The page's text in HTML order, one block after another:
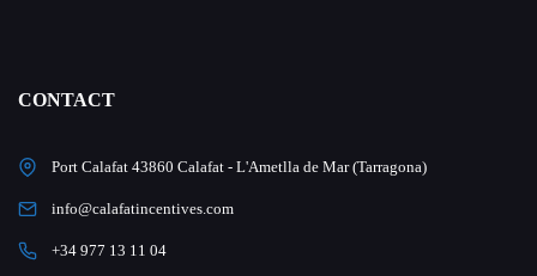
CONTACT
Port Calafat 43860 Calafat - L'Ametlla de Mar (Tarragona)
info@calafatincentives.com
+34 977 13 11 04